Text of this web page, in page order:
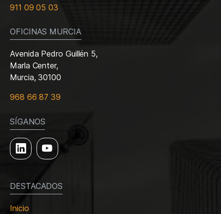
911 09 05 03
OFICINAS MURCIA
Avenida Pedro Guillén 5,
Marla Center,
Murcia, 30100
968 66 87 39
SÍGANOS
DESTACADOS
Inicio